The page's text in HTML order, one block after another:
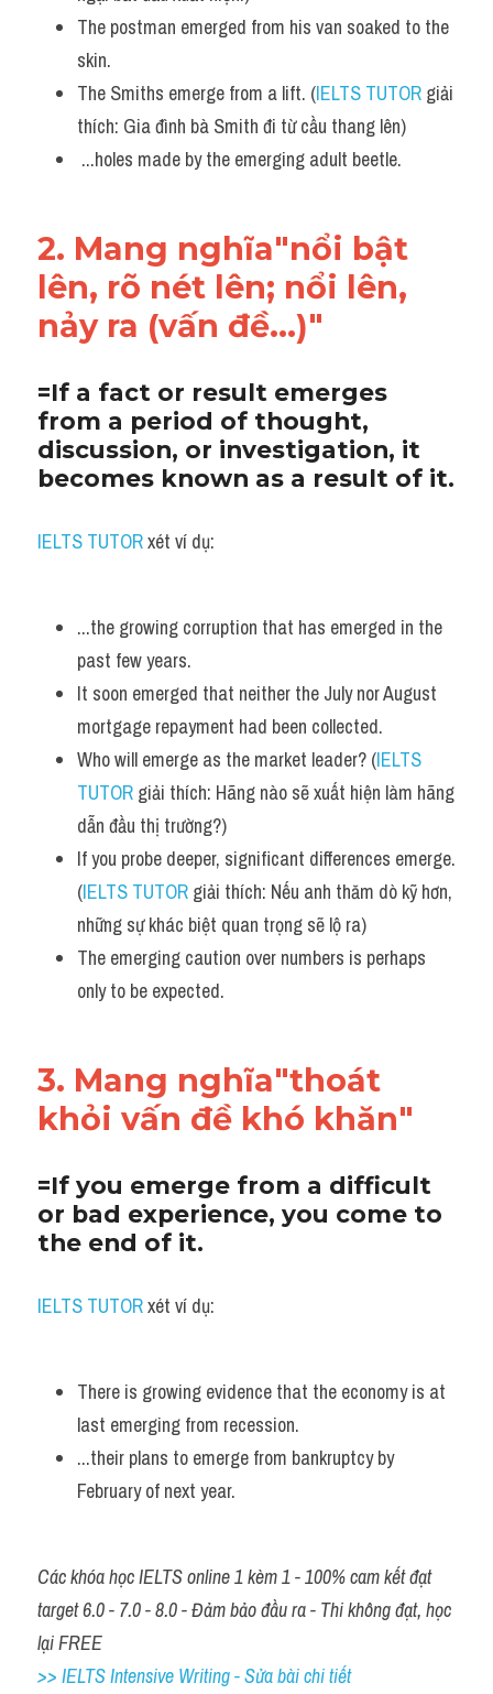
The postman emerged from his van soaked to the
skin.
The Smiths emerge from a lift. (IELTS TUTOR giải
thích: Gia đình bà Smith đi từ cầu thang lên)
...holes made by the emerging adult beetle.
2. Mang nghĩa"nổi bật
lên, rõ nét lên; nổi lên,
nảy ra (vấn đề...)"
=If a fact or result emerges
from a period of thought,
discussion, or investigation, it
becomes known as a result of it.
IELTS TUTOR xét ví dụ:
...the growing corruption that has emerged in the
past few years.
It soon emerged that neither the July nor August
mortgage repayment had been collected.
Who will emerge as the market leader? (IELTS
TUTOR giải thích: Hãng nào sẽ xuất hiện làm hãng
dẫn đầu thị trường?)
If you probe deeper, significant differences emerge.
(IELTS TUTOR giải thích: Nếu anh thăm dò kỹ hơn,
những sự khác biệt quan trọng sẽ lộ ra)
The emerging caution over numbers is perhaps
only to be expected.
3. Mang nghĩa"thoát
khỏi vấn đề khó khăn"
=If you emerge from a difficult
or bad experience, you come to
the end of it.
IELTS TUTOR xét ví dụ:
There is growing evidence that the economy is at
last emerging from recession.
...their plans to emerge from bankruptcy by
February of next year.
Các khóa học IELTS online 1 kèm 1 - 100% cam kết đạt
target 6.0 - 7.0 - 8.0 - Đảm bảo đầu ra - Thi không đạt, học
lại FREE
>> IELTS Intensive Writing - Sửa bài chi tiết